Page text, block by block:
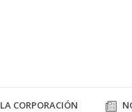
LA CORPORACIÓN